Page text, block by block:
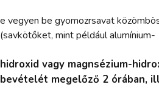
e vegyen be gyomozrsavat
(savkötőket, mint például alumínium-
hidroxid vagy magnsézium-
bevételét megelőző 2 órában,